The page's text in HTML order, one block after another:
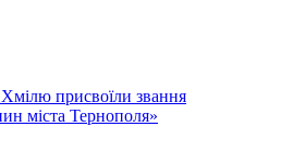
присвоїли звання
міста Тернополя»